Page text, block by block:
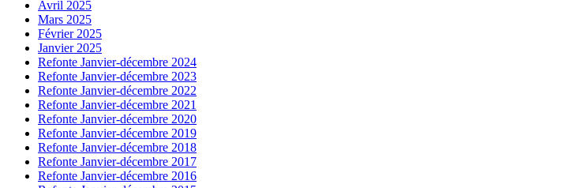
Avril 2025
Mars 2025
Février 2025
Janvier 2025
Refonte Janvier-décembre 2024
Refonte Janvier-décembre 2023
Refonte Janvier-décembre 2022
Refonte Janvier-décembre 2021
Refonte Janvier-décembre 2020
Refonte Janvier-décembre 2019
Refonte Janvier-décembre 2018
Refonte Janvier-décembre 2017
Refonte Janvier-décembre 2016